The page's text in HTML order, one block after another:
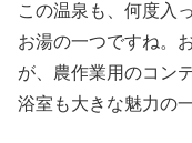
この温泉も、何度入
お湯の一つですね。
が、農作業用のコン
浴室も大きな魅力の